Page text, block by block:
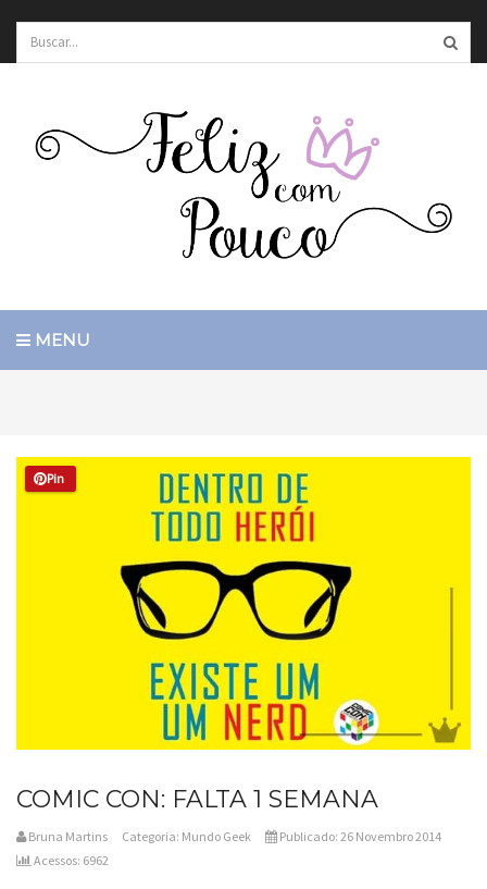
MENU
Pin
COMIC CON: FALTA 1 SEMANA
Bruna Martins Categoria: Mundo Geek
Publicado: 26 Novembro 2014
Acessos: 6962